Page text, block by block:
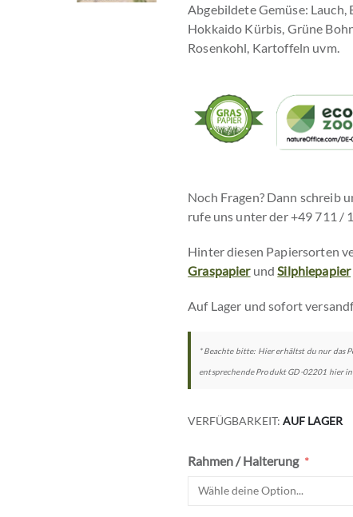
Abgebildete Gemüse: Lauch,
Hokkaido Kürbis, Grüne
Rosenkohl, Kartoffeln uvm.
Noch Fragen? Dann schreib
rufe uns unter der +49 711 /
Hinter diesen Papiersorten
GraspapierundSilphiepapier
Auf Lager und sofort
* Beachte bitte: Hier erhältst du nur das
entsprechende Produkt GD-02201 hier
VERFÜGBARKEIT: AUF LAGER
Rahmen / Halterung